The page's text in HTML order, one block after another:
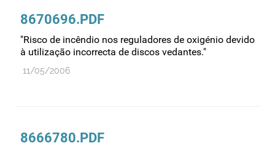
8670696.PDF
"Risco de incêndio nos reguladores de oxigénio devido
à utilização incorrecta de discos vedantes."
11/05/2006
8666780.PDF